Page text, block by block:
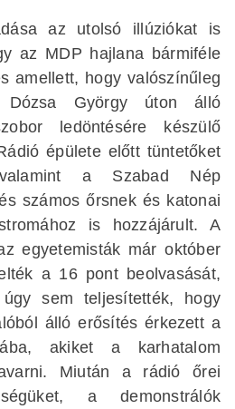
az utolsó illúziókat is
az MDP hajlana bármiféle
amellett, hogy valószínűleg
Dózsa György úton álló
ledöntésére készülő
épülete előtt tüntetőket
a Szabad Nép
számos őrsnek és katonai
is hozzájárult. A
egyetemisták már október
a 16 pont beolvasását,
sem teljesítették, hogy
álló erősítés érkezett a
akiket a karhatalom
Miután a rádió őrei
a demonstrálók